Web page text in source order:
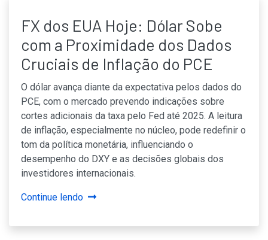
FX dos EUA Hoje: Dólar Sobe
com a Proximidade dos Dados
Cruciais de Inflação do PCE
O dólar avança diante da expectativa pelos dados do
PCE, com o mercado prevendo indicações sobre
cortes adicionais da taxa pelo Fed até 2025. A leitura
de inflação, especialmente no núcleo, pode redefinir o
tom da política monetária, influenciando o
desempenho do DXY e as decisões globais dos
investidores internacionais.
Continue lendo